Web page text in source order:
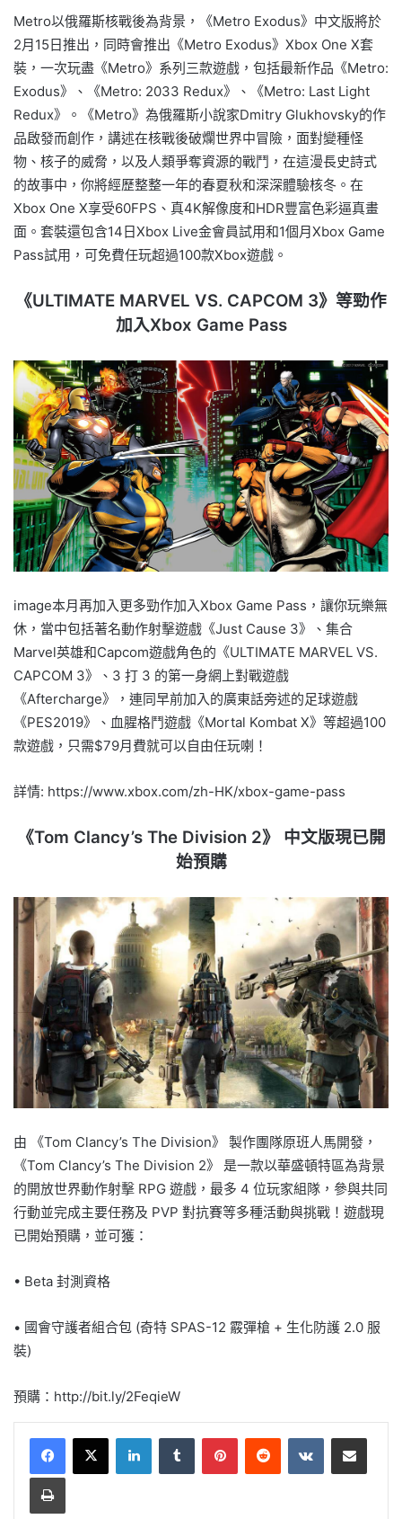
Metro以俄羅斯核戰後為背景，《Metro Exodus》中文版將於
2月15日推出，同時會推出《Metro Exodus》Xbox One X套
裝，一次玩盡《Metro》系列三款遊戲，包括最新作品《Metro:
Exodus》、《Metro: 2033 Redux》、《Metro: Last Light
Redux》。《Metro》為俄羅斯小說家Dmitry Glukhovsky的作
品啟發而創作，講述在核戰後破爛世界中冒險，面對變種怪
物、核子的威脅，以及人類爭奪資源的戰鬥，在這漫長史詩式
的故事中，你將經歷整整一年的春夏秋和深深體驗核冬。在
Xbox One X享受60FPS、真4K解像度和HDR豐富色彩逼真畫
面。套裝還包含14日Xbox Live金會員試用和1個月Xbox Game
Pass試用，可免費任玩超過100款Xbox遊戲。
《ULTIMATE MARVEL VS. CAPCOM 3》等勁作
加入Xbox Game Pass
image本月再加入更多勁作加入Xbox Game Pass，讓你玩樂無
休，當中包括著名動作射擊遊戲《Just Cause 3》、集合
Marvel英雄和Capcom遊戲角色的《ULTIMATE MARVEL VS.
CAPCOM 3》、3 打 3 的第一身網上對戰遊戲
《Aftercharge》，連同早前加入的廣東話旁述的足球遊戲
《PES2019》、血腥格鬥遊戲《Mortal Kombat X》等超過100
款遊戲，只需$79月費就可以自由任玩喇！
詳情: https://www.xbox.com/zh-HK/xbox-game-pass
《Tom Clancy’s The Division 2》 中文版現已開
始預購
由 《Tom Clancy’s The Division》 製作團隊原班人馬開發，
《Tom Clancy’s The Division 2》 是一款以華盛頓特區為背景
的開放世界動作射擊 RPG 遊戲，最多 4 位玩家組隊，參與共同
行動並完成主要任務及 PVP 對抗賽等多種活動與挑戰！遊戲現
已開始預購，並可獲：
• Beta 封測資格
• 國會守護者組合包 (奇特 SPAS-12 霰彈槍 + 生化防護 2.0 服
裝)
預購：http://bit.ly/2FeqieW
LinkedInTumblr PinterestReddit VKontakteShare via Email
Print